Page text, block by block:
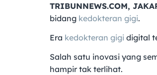
TRIBUNNEWS.COM,
bidang kedokteran gigi.
Era kedokteran gigi digital
Salah satu inovasi yang
hampir tak terlihat.